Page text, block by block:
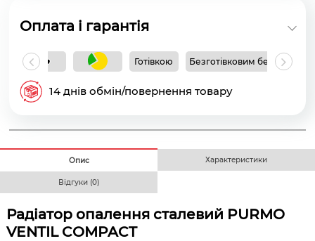
Оплата і гарантія
Готівкою Безготівковим без ПДВ
14 днів обмін/повернення товару
Опис Характеристики
Відгуки (0)
Радіатор опалення сталевий PURMO
VENTIL COMPACT